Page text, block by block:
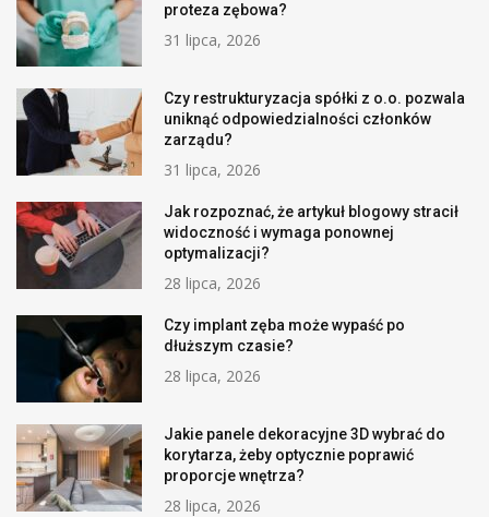
proteza zębowa?
31 lipca, 2026
Czy restrukturyzacja spółki z o.o. pozwala
uniknąć odpowiedzialności członków
zarządu?
31 lipca, 2026
Jak rozpoznać, że artykuł blogowy stracił
widoczność i wymaga ponownej
optymalizacji?
28 lipca, 2026
Czy implant zęba może wypaść po
dłuższym czasie?
28 lipca, 2026
Jakie panele dekoracyjne 3D wybrać do
korytarza, żeby optycznie poprawić
proporcje wnętrza?
28 lipca, 2026